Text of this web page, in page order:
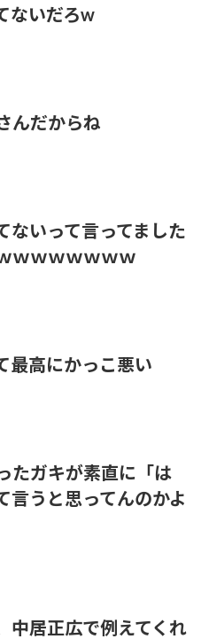
ないだろw
んだからね
ないって言ってました
ｗｗｗｗｗｗｗ
最高にかっこ悪い
たガキが素直に「は
言うと思ってんのかよ
中居正広で例えてくれ